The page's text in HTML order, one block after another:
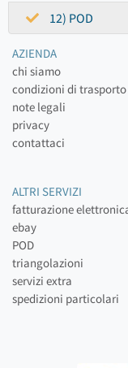
12) POD
AZIENDA
chi siamo
condizioni di trasporto
note legali
privacy
contattaci
ALTRI SERVIZI
fatturazione
ebay
POD
triangolazioni
servizi extra
spedizioni particolari